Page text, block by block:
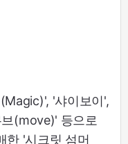
'샤이보이',
(move)' 등으로
한 '시크릿 섬머